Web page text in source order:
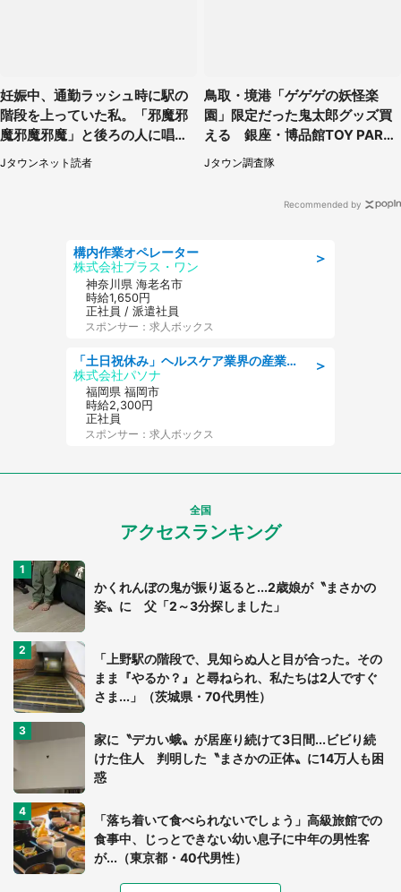
妊娠中、通勤ラッシュ時に駅の
階段を上っていた私。「邪魔邪
魔邪魔邪魔」と後ろの人に唱え
られて（神奈川県・30代女性）
Jタウンネット読者
鳥取・境港「ゲゲゲの妖怪楽
園」限定だった鬼太郎グッズ買
える 銀座・博品館TOY PARK
へ急げ【8／8～31】
Jタウン調査隊
Recommended by
＞
構内作業オペレーター
株式会社プラス・ワン
神奈川県 海老名市
時給1,650円
正社員 / 派遣社員
スポンサー：求人ボックス
＞
「土日祝休み」ヘルスケア業界の産業保健師/高時給/未経験OK/要資格:保健師、正看護師
株式会社パソナ
福岡県 福岡市
時給2,300円
正社員
スポンサー：求人ボックス
全国
アクセスランキング
かくれんぼの鬼が振り返ると...2歳娘が〝まさかの
姿〟に 父「2～3分探しました」
「上野駅の階段で、見知らぬ人と目が合った。その
まま『やるか？』と尋ねられ、私たちは2人ですぐ
さま...」（茨城県・70代男性）
家に〝デカい蛾〟が居座り続けて3日間...ビビり続
けた住人 判明した〝まさかの正体〟に14万人も困
惑
「落ち着いて食べられないでしょう」高級旅館での
食事中、じっとできない幼い息子に中年の男性客
が...（東京都・40代男性）